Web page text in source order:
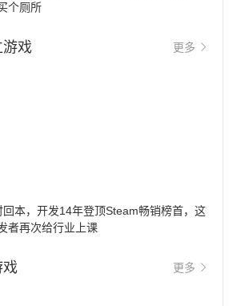
个厕所
游戏 更多
回本，开发14年登顶Steam畅销榜首，这
者再次给行业上课
戏 更多